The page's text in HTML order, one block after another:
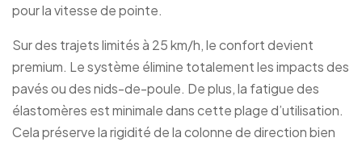
pour la vitesse de pointe.
Sur des trajets limités à 25 km/h, le confort devient
premium. Le système élimine totalement les impacts des
pavés ou des nids-de-poule. De plus, la fatigue des
élastomères est minimale dans cette plage d’utilisation.
Cela préserve la rigidité de la colonne de direction bien